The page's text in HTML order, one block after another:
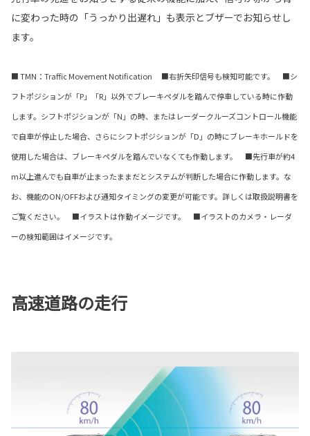
に変わった時の「うっかり出遅れ」も表示とブザーでお知らせし
ます。
■ TMN：Traffic Movement Notification ■右折矢印信号も検知可能です。 ■シ
フトポジションが「P」「R」以外でブレーキペダルを踏んで停車している時に作動
します。シフトポジションが「N」の時、またはレーダークルーズコントロール機能
で自車が停止した場合、さらにシフトポジションが「D」の時にブレーキホールドを
使用した場合は、ブレーキペダルを踏んでいなくても作動します。 ■先行車が約4
m以上進んでも自車が止まったままだとシステムが判断した場合に作動します。な
お、機能のON/OFFおよび通知タイミングの変更が可能です。詳しくは取扱説明書を
ご覧ください。 ■イラストは作動イメージです。 ■イラストのカメラ・レーダ
ーの検知範囲はイメージです。
高速道路の走行